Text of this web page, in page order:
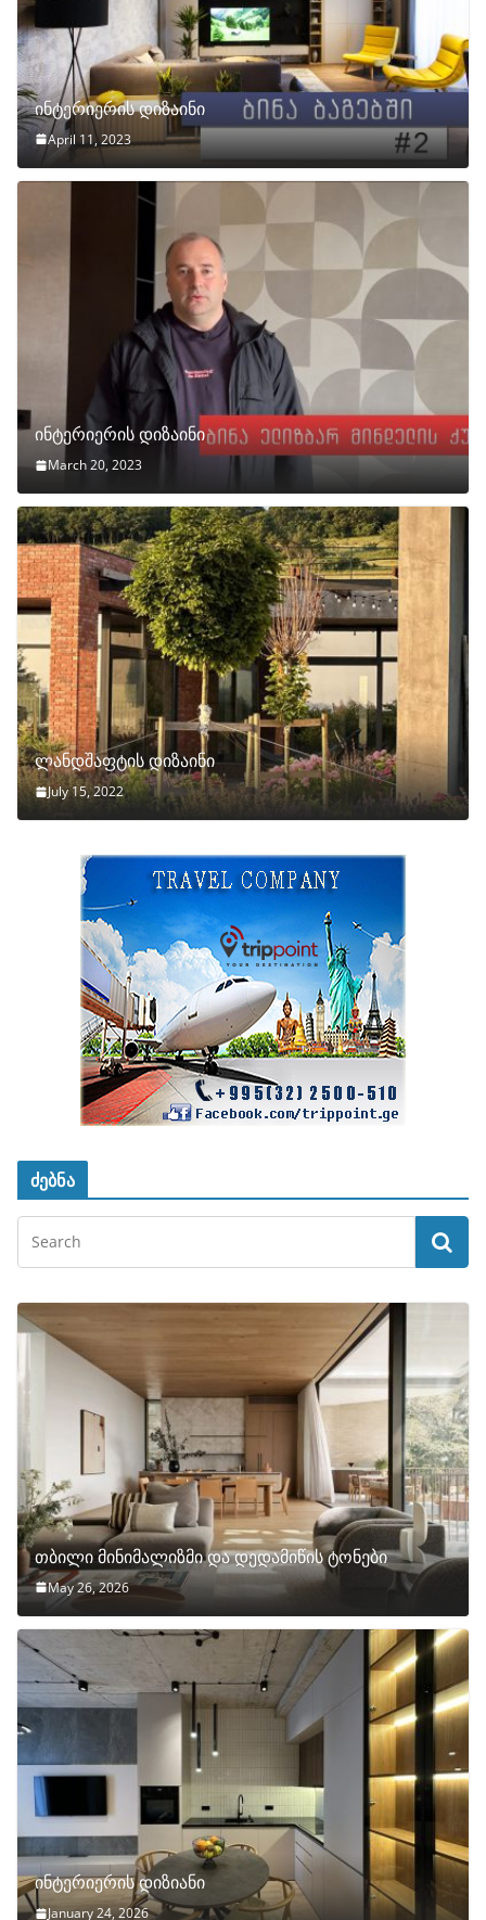
ინტერიერის დიზაინი
April 11, 2023
ინტერიერის დიზაინი
March 20, 2023
ლანდშაფტის დიზაინი
July 15, 2022
ძებნა
თბილი მინიმალიზმი და დედამიწის ტონები
May 26, 2026
ინტერიერის დიზიანი
January 24, 2026